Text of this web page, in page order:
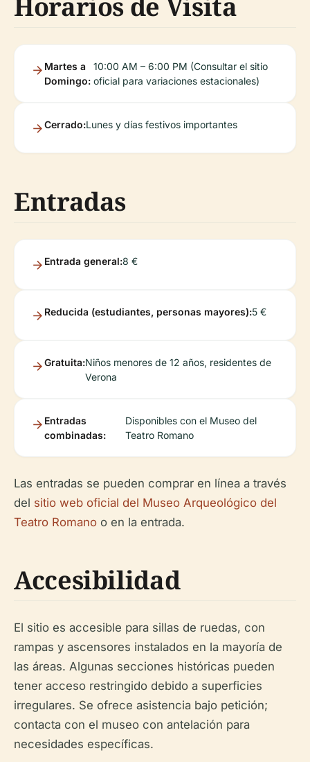
Martes a
Domingo:
10:00 AM – 6:00 PM (Consultar el sitio
oficial para variaciones estacionales)
Cerrado:Lunes y días festivos importantes
Entradas
Entrada general:8 €
Reducida (estudiantes, personas mayores):5 €
Gratuita:Niños menores de 12 años, residentes de
Verona
Entradas
combinadas:
Disponibles con el Museo del
Teatro Romano
Las entradas se pueden comprar en línea a través
del sitio web oficial del Museo Arqueológico del
Teatro Romano o en la entrada.
Accesibilidad
El sitio es accesible para sillas de ruedas, con
rampas y ascensores instalados en la mayoría de
las áreas. Algunas secciones históricas pueden
tener acceso restringido debido a superficies
irregulares. Se ofrece asistencia bajo petición;
contacta con el museo con antelación para
necesidades específicas.